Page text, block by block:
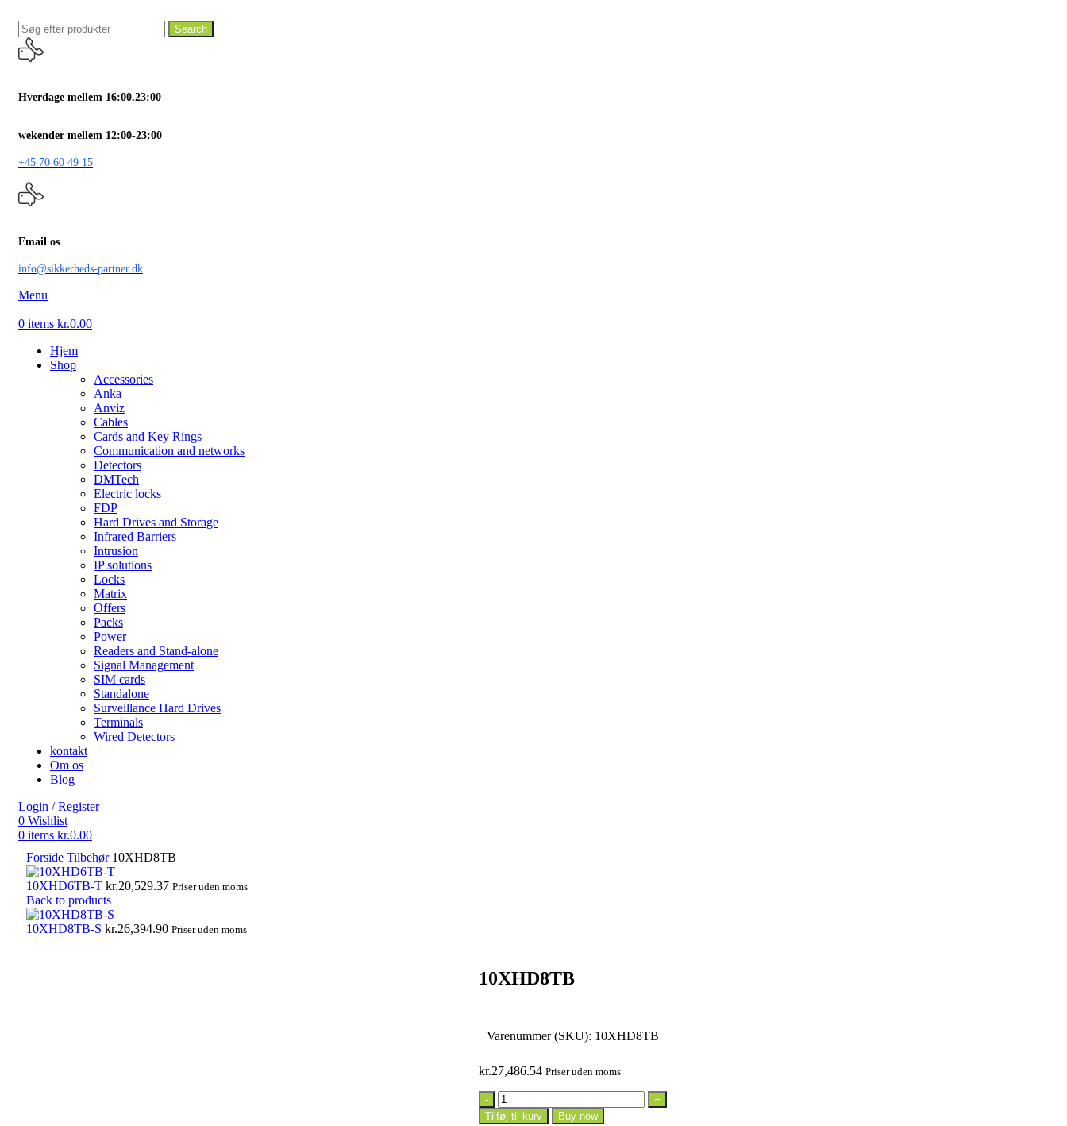
Search
Hverdage mellem 16:00.23:00
wekender mellem 12:00-23:00
+45 70 60 49 15
Email os
info@sikkerheds-partner.dk
Menu
0 items kr.0.00
Hjem
Shop
Accessories
Anka
Anviz
Cables
Cards and Key Rings
Communication and networks
Detectors
DMTech
Electric locks
FDP
Hard Drives and Storage
Infrared Barriers
Intrusion
IP solutions
Locks
Matrix
Offers
Packs
Power
Readers and Stand-alone
Signal Management
SIM cards
Standalone
Surveillance Hard Drives
Terminals
Wired Detectors
kontakt
Om os
Blog
Login / Register
0 Wishlist
0 items kr.0.00
Forside Tilbehør 10XHD8TB
10XHD6TB-T kr.20,529.37 Priser uden moms
Back to products
10XHD8TB-S kr.26,394.90 Priser uden moms
10XHD8TB
Varenummer (SKU): 10XHD8TB
kr.27,486.54 Priser uden moms
Tilføj til kurv Buy now